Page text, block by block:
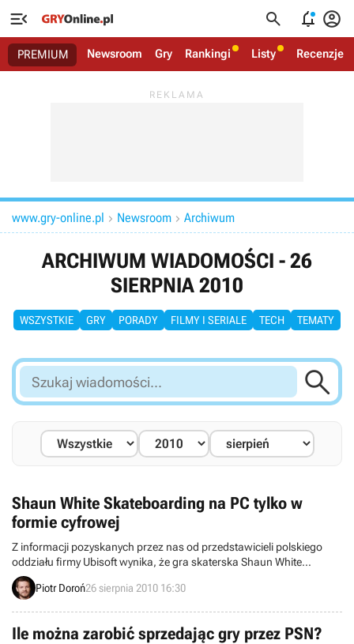
   
PREMIUM Newsroom Gry Rankingi Listy Recenzje
www.gry-online.pl  Newsroom  Archiwum
ARCHIWUM WIADOMOŚCI - 26
SIERPNIA 2010
WSZYSTKIE GRY PORADY FILMY I SERIALE TECH TEMATY
Szukaj
wiadomości...

Shaun White Skateboarding na PC tylko w
formie cyfrowej
Z informacji pozyskanych przez nas od przedstawicieli polskiego
oddziału firmy Ubisoft wynika, że gra skaterska Shaun White
Skateboarding w wersji na PC nie zostanie wydana w wersji
pudełkowej. Produkcja, nad którą pracuje studio firmy z siedzibą w
dystrybucji cyfrowej.
Piotr Doroń26 sierpnia 2010 16:30
Ile można zarobić sprzedając gry przez PSN?